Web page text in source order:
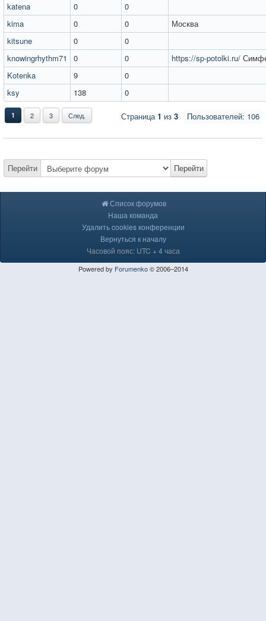
katena
0
0
kima
0 0
Москва
kitsune
0
0
knowingrhythm71
0 0 https://sp-potolki.ru/
Kotenka
9
0
ksy
138 0
Пользователей: 106
1 2 3 След. Страница1 из 3
Перейти Перейти
Список форумов
Наша команда
Удалить cookies конференции
Вернуться к началу
Часовой пояс: UTC + 4 часа
Powered by Forumenko© 2006–2014